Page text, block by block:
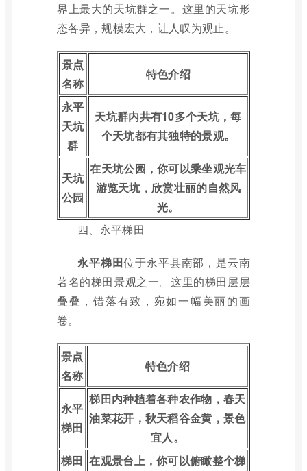
界上最大的天坑群之一。这里的天坑形
态各异，规模宏大，让人叹为观止。
景点
名称
特色介绍
永平
天坑
群
天坑群内共有10多个天坑，每
个天坑都有其独特的景观。
天坑
公园
在天坑公园，你可以乘坐观光车
游览天坑，欣赏壮丽的自然风
光。
四、永平梯田
永平梯田位于永平县南部，是云南
著名的梯田景观之一。这里的梯田层层
叠叠，错落有致，宛如一幅美丽的画
卷。
景点
名称
特色介绍
永平
梯田
梯田内种植着各种农作物，春天
油菜花开，秋天稻谷金黄，景色
宜人。
梯田 在观景台上，你可以俯瞰整个梯